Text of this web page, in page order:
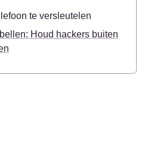
te versleutelen
Houd hackers buiten